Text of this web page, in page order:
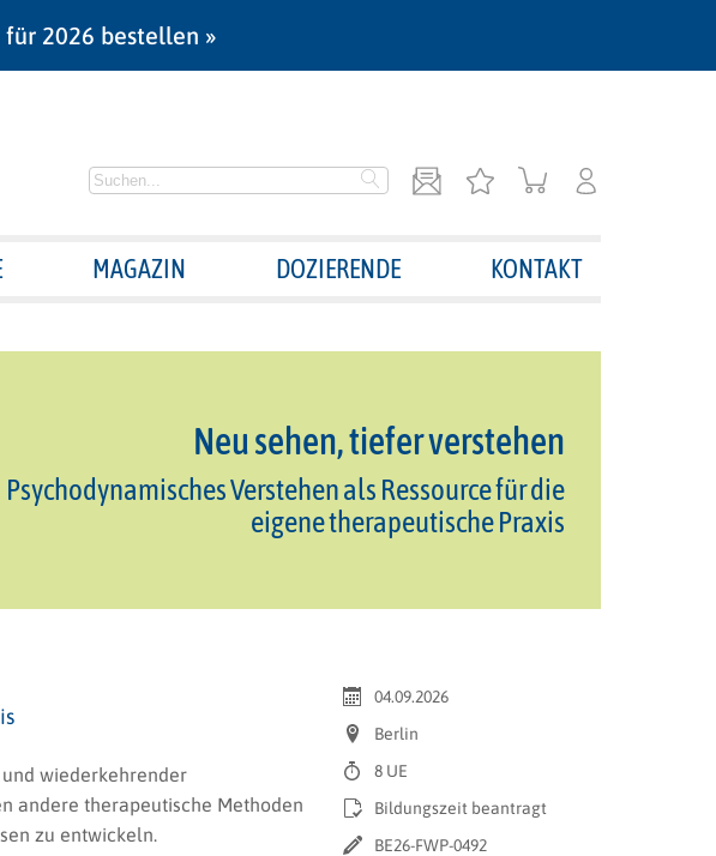
2026 bestellen »
MAGAZIN DOZIERENDE KONTAKT
Neu sehen, tiefer verstehen
Psychodynamisches Verstehen als Ressource für die
eigene therapeutische Praxis
wiederkehrender
andere therapeutische Methoden
zu entwickeln.
04.09.2026
Berlin
8 UE
Bildungszeit beantragt
BE26-FWP-0492